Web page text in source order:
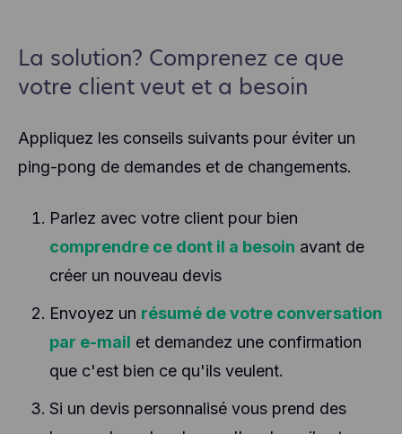
La solution? Comprenez ce que
votre client veut et a besoin
Appliquez les conseils suivants pour éviter un
ping-pong de demandes et de changements.
Parlez avec votre client pour bien
comprendre ce dont il a besoin avant de
créer un nouveau devis
Envoyez un résumé de votre conversation
par e-mail et demandez une confirmation
que c'est bien ce qu'ils veulent.
Si un devis personnalisé vous prend des